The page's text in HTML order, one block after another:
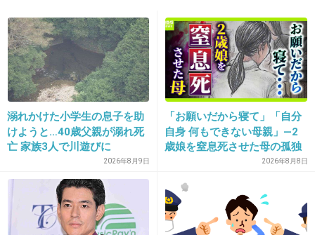
12. 匿名2026/07/08(水) 17:37:01
>>1
歳の差ドラマが増えたよね
内田有紀、今をときめく寺西拓人と20歳差
ラブストーリーのオファーに「無理で
す！」 一方の寺西は民放連続ドラマ初主
演に「やったー！」
内田有紀、今をときめく寺西拓人と20歳差ラブストーリーのオファーに
「無理です！」 一方の寺西は民放連続ドラマ初主演に「やったー！」 今
作を挑戦の作品と語る内田は「50歳になって20歳差のラブストーリーのお
話をいただいたときには『無理です！』と、ちょっと...
溺れかけた小学生の息子を助
けようと…40歳父親が溺れ死
亡 家族3人で川遊びに
2026年8月9日
「お願いだから寝て」「自分
自身 何もできない母親」―2
歳娘を窒息死させた母の孤独
「娘は『ママどうして』と」
廷での懺悔と声なきSOS
2026年8月8日